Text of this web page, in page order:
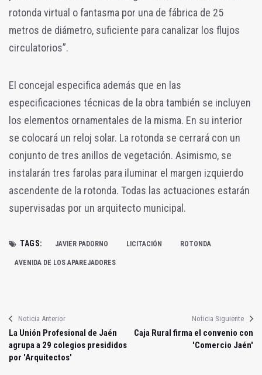
rotonda virtual o fantasma por una de fábrica de 25
metros de diámetro, suficiente para canalizar los flujos
circulatorios”.
El concejal especifica además que en las
especificaciones técnicas de la obra también se incluyen
los elementos ornamentales de la misma. En su interior
se colocará un reloj solar. La rotonda se cerrará con un
conjunto de tres anillos de vegetación. Asimismo, se
instalarán tres farolas para iluminar el margen izquierdo
ascendente de la rotonda. Todas las actuaciones estarán
supervisadas por un arquitecto municipal.
TAGS: JAVIER PADORNO LICITACIÓN ROTONDA
AVENIDA DE LOS APAREJADORES
Noticia Anterior
La Unión Profesional de Jaén
agrupa a 29 colegios presididos
por 'Arquitectos'
Noticia Siguiente
Caja Rural firma el convenio con
'Comercio Jaén'